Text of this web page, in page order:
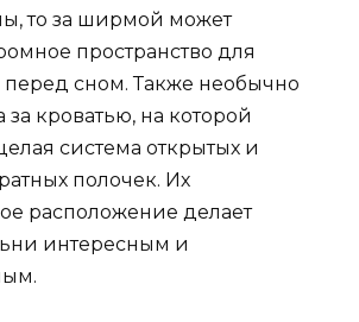
то за ширмой может
пространство для
сном. Также необычно
за кроватью, на которой
система открытых и
полочек. Их
расположение делает
интересным и